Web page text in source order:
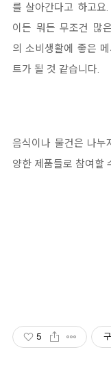
를 살아간다고 하고요
이든 뭐든 무조건 많
의 소비생활에 좋은
트가 될 것 같습니다.
음식이나 물건은 나
양한 제품들로 참여할
5